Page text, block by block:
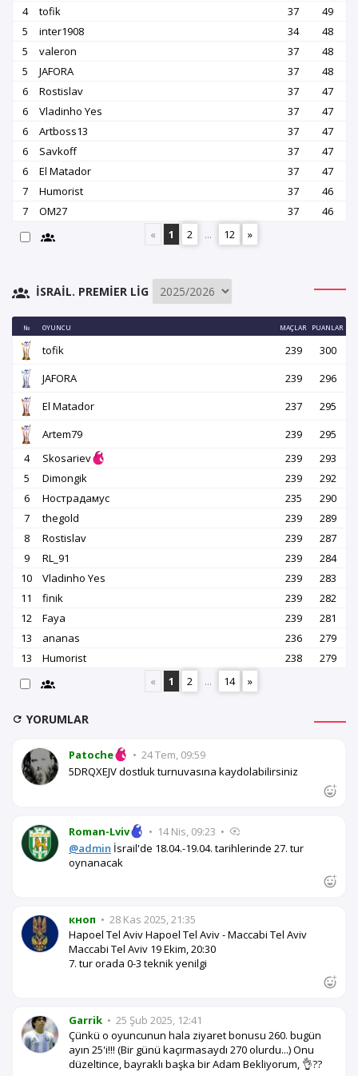
4
tofik 37
49
5
inter1908 34
48
5
valeron 37
48
5
JAFORA 37
48
6
Rostislav 37
47
6
Vladinho Yes 37
47
6
Artboss13 37
47
6
Savkoff 37
47
6
El Matador 37
47
7
Humorist 37
46
7
OM27 37
46
«
1 2 ... 12 »
İSRAIL. PREMIER LIG
№ OYUNCU MAÇLAR PUANLAR
tofik 239
300
JAFORA
239
296
El Matador
237
295
Artem79
239
295
4
Skosariev 239
293
5
Dimongik 239
292
6
Нострадамус 235
290
7
thegold 239
289
8
Rostislav 239
287
9
RL_91 239
284
10
Vladinho Yes 239
283
11
finik 239
282
12
Faya 239
281
13
ananas 236
279
13
Humorist 238
279
«
1 2 ... 14 »
YORUMLAR
Patoche • 24 Tem, 09:59
5DRQXEJV dostluk turnuvasına kaydolabilirsiniz
Roman-Lviv • 14 Nis, 09:23 •
@admin İsrail'de 18.04.-19.04. tarihlerinde 27. tur
oynanacak
кноп • 28 Kas 2025, 21:35
Hapoel Tel Aviv Hapoel Tel Aviv - Maccabi Tel Aviv
Maccabi Tel Aviv 19 Ekim, 20:30
7. tur orada 0-3 teknik yenilgi
Garrik • 25 Şub 2025, 12:41
Çünkü o oyuncunun hala ziyaret bonusu 260. bugün
ayın 25'i!!! (Bir günü kaçırmasaydı 270 olurdu...) Onu
düzeltince, bayraklı başka bir Adam Bekliyorum, 👌??